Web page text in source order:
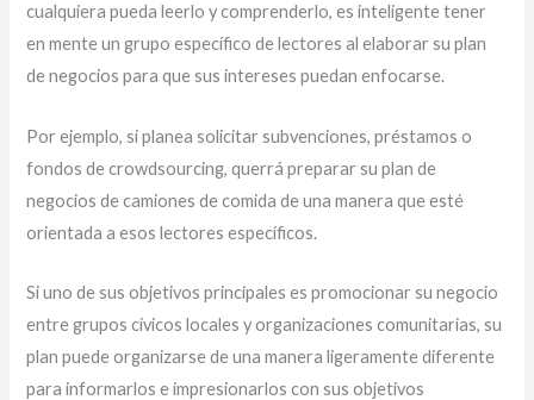
cualquiera pueda leerlo y comprenderlo, es inteligente tener
en mente un grupo específico de lectores al elaborar su plan
de negocios para que sus intereses puedan enfocarse.
Por ejemplo, si planea solicitar subvenciones, préstamos o
fondos de crowdsourcing, querrá preparar su plan de
negocios de camiones de comida de una manera que esté
orientada a esos lectores específicos.
Si uno de sus objetivos principales es promocionar su negocio
entre grupos cívicos locales y organizaciones comunitarias, su
plan puede organizarse de una manera ligeramente diferente
para informarlos e impresionarlos con sus objetivos